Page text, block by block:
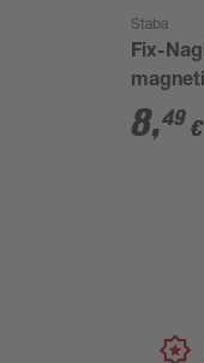
Staba
Fix-
8,49 €